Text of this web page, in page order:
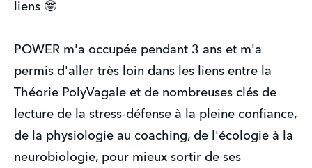
liens 🤓
POWER m'a occupée pendant 3 ans et m'a
permis d'aller très loin dans les liens entre la
Théorie PolyVagale et de nombreuses clés de
lecture de la stress-défense à la pleine confiance,
de la physiologie au coaching, de l'écologie à la
neurobiologie, pour mieux sortir de ses